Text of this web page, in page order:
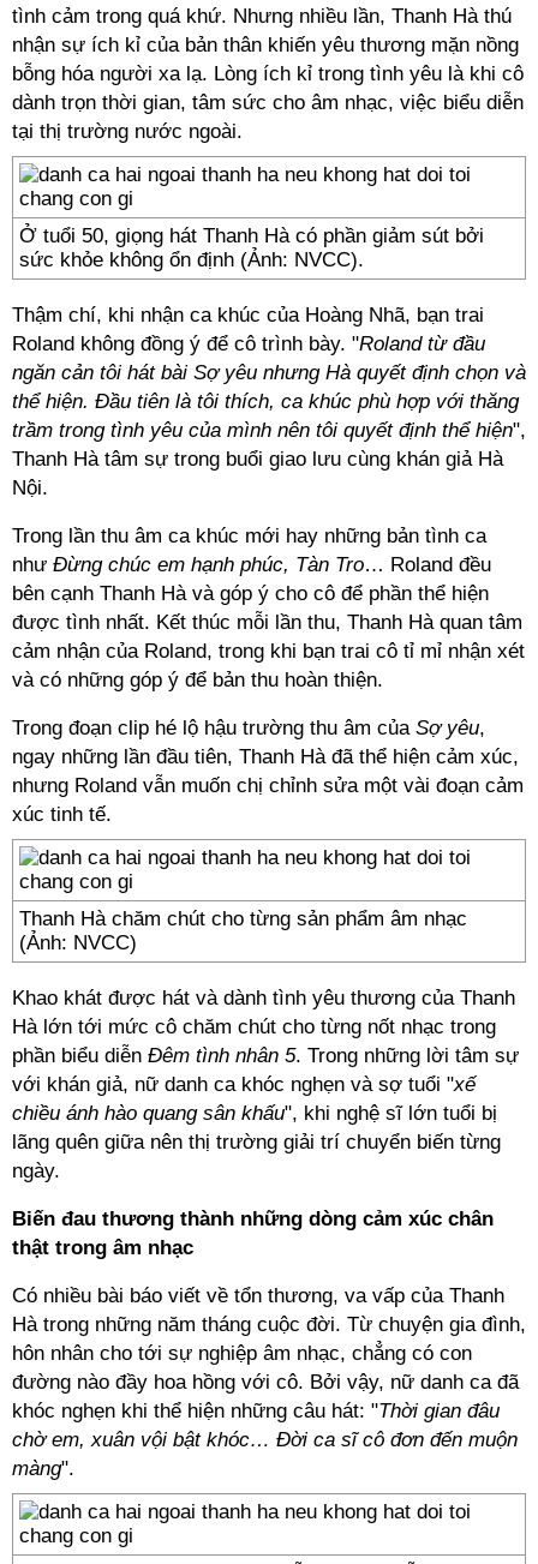
tình cảm trong quá khứ. Nhưng nhiều lần, Thanh Hà thú
nhận sự ích kỉ của bản thân khiến yêu thương mặn nồng
bỗng hóa người xa lạ. Lòng ích kỉ trong tình yêu là khi cô
dành trọn thời gian, tâm sức cho âm nhạc, việc biểu diễn
tại thị trường nước ngoài.
Ở tuổi 50, giọng hát Thanh Hà có phần giảm sút bởi
sức khỏe không ổn định (Ảnh: NVCC).
Thậm chí, khi nhận ca khúc của Hoàng Nhã, bạn trai
Roland không đồng ý để cô trình bày. "Roland từ đầu
ngăn cản tôi hát bài Sợ yêu nhưng Hà quyết định chọn và
thể hiện. Đầu tiên là tôi thích, ca khúc phù hợp với thăng
trầm trong tình yêu của mình nên tôi quyết định thể hiện",
Thanh Hà tâm sự trong buổi giao lưu cùng khán giả Hà
Nội.
Trong lần thu âm ca khúc mới hay những bản tình ca
như Đừng chúc em hạnh phúc, Tàn Tro… Roland đều
bên cạnh Thanh Hà và góp ý cho cô để phần thể hiện
được tình nhất. Kết thúc mỗi lần thu, Thanh Hà quan tâm
cảm nhận của Roland, trong khi bạn trai cô tỉ mỉ nhận xét
và có những góp ý để bản thu hoàn thiện.
Trong đoạn clip hé lộ hậu trường thu âm của Sợ yêu,
ngay những lần đầu tiên, Thanh Hà đã thể hiện cảm xúc,
nhưng Roland vẫn muốn chị chỉnh sửa một vài đoạn cảm
xúc tinh tế.
Thanh Hà chăm chút cho từng sản phẩm âm nhạc
(Ảnh: NVCC)
Khao khát được hát và dành tình yêu thương của Thanh
Hà lớn tới mức cô chăm chút cho từng nốt nhạc trong
phần biểu diễn Đêm tình nhân 5. Trong những lời tâm sự
với khán giả, nữ danh ca khóc nghẹn và sợ tuổi "xế
chiều ánh hào quang sân khấu", khi nghệ sĩ lớn tuổi bị
lãng quên giữa nên thị trường giải trí chuyển biến từng
ngày.
Biến đau thương thành những dòng cảm xúc chân
thật trong âm nhạc
Có nhiều bài báo viết về tổn thương, va vấp của Thanh
Hà trong những năm tháng cuộc đời. Từ chuyện gia đình,
hôn nhân cho tới sự nghiệp âm nhạc, chẳng có con
đường nào đầy hoa hồng với cô. Bởi vậy, nữ danh ca đã
khóc nghẹn khi thể hiện những câu hát: "Thời gian đâu
chờ em, xuân vội bật khóc… Đời ca sĩ cô đơn đến muộn
màng".